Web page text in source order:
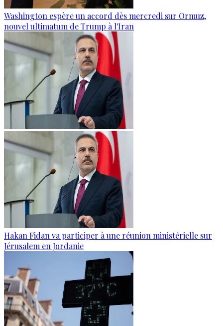
Washington espère un accord dès mercredi sur Ormuz,
nouvel ultimatum de Trump à l'Iran
Hakan Fidan va participer à une réunion ministérielle sur
Jérusalem en Jordanie